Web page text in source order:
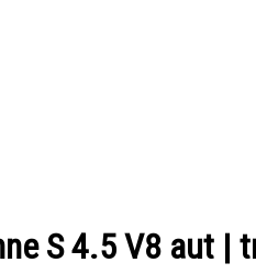
S 4.5 V8 aut |